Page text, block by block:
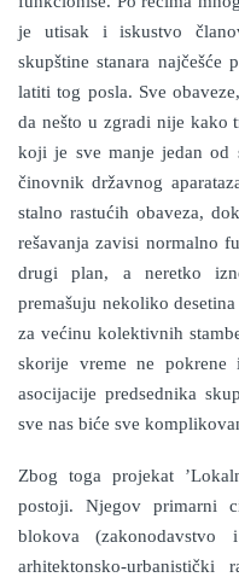
je utisak i iskustvo
skupštine stanara
latiti tog posla. Sve
da nešto u zgradi nije kako
koji je sve manje jedan od
činovnik državnog
stalno rastućih obaveza,
rešavanja zavisi normalno
drugi plan, a neretko
premašuju nekoliko
za većinu kolektivnih
skorije vreme ne pokrene
asocijacije predsednika
sve nas biće sve
Zbog toga projekat
postoji. Njegov primarni
blokova
arhitektonsko-urbanistički